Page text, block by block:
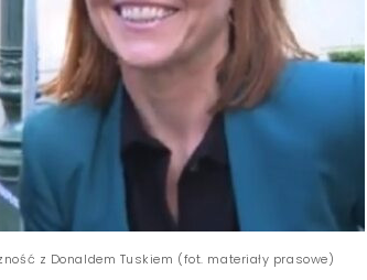
z Donaldem Tuskiem (fot. materiały prasowe)